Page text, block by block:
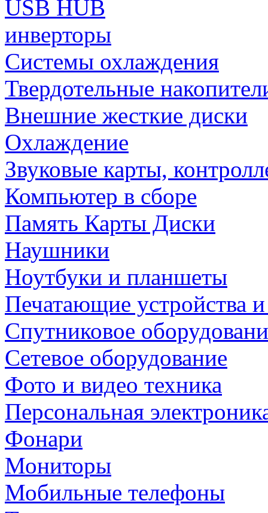
USB HUB
инверторы
Системы охлаждения
Твердотельные
Внешние жесткие диски
Охлаждение
Звуковые карты,
Компьютер в сборе
Память Карты Диски
Наушники
Ноутбуки и планшеты
Печатающие устройства
Спутниковое
Сетевое оборудование
Фото и видео техника
Персональная
Фонари
Мониторы
Мобильные телефоны